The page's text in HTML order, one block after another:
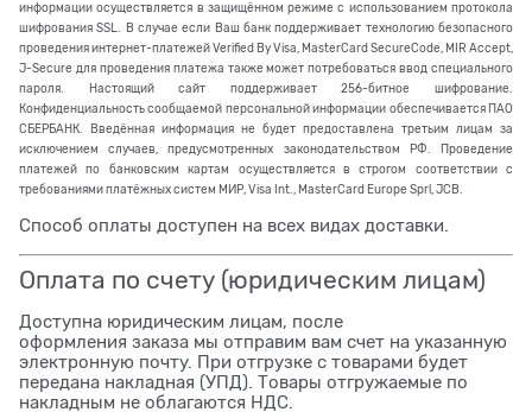
информации осуществляется в защищённом режиме с использованием протокола
шифрования SSL. В случае если Ваш банк поддерживает технологию безопасного
проведения интернет-платежей Verified By Visa, MasterCard SecureCode, MIR Accept,
J-Secure для проведения платежа также может потребоваться ввод специального
пароля. Настоящий сайт поддерживает 256-битное шифрование.
Конфиденциальность сообщаемой персональной информации обеспечивается ПАО
СБЕРБАНК. Введённая информация не будет предоставлена третьим лицам за
исключением случаев, предусмотренных законодательством РФ. Проведение
платежей по банковским картам осуществляется в строгом соответствии с
требованиями платёжных систем МИР, Visa Int., MasterCard Europe Sprl, JCB.
Способ оплаты доступен на всех видах доставки.
Оплата по счету (юридическим лицам)
Доступна юридическим лицам, после
оформления заказа мы отправим вам счет на указанную
электронную почту. При отгрузке с товарами будет
передана накладная (УПД). Товары отгружаемые по
накладным не облагаются НДС.